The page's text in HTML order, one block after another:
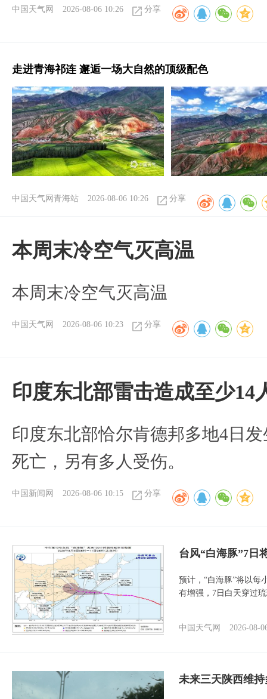
中国天气网 2026-08-06 10:26 分享
走进青海祁连 邂逅一场大自然的顶级配色
中国天气网青海站 2026-08-06 10:26 分享
本周末冷空气灭高温
本周末冷空气灭高温
中国天气网 2026-08-06 10:23 分享
印度东北部雷击造成至少14
印度东北部恰尔肯德邦多地4日
死亡，另有多人受伤。
中国新闻网 2026-08-06 10:15 分享
台风“白海豚”7日
预计，“白海豚”将以每
有增强，7日白天穿过
中国天气网 2026-08-
未来三天陕西维